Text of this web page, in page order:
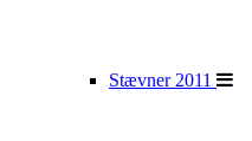
Stævner 2011